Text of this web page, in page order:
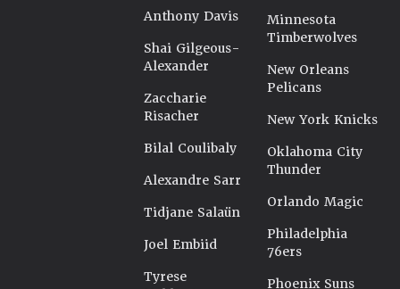
Anthony Davis
Shai Gilgeous-
Alexander
Zaccharie
Risacher
Bilal Coulibaly
Alexandre Sarr
Tidjane Salaün
Joel Embiid
Tyrese
Minnesota
Timberwolves
New Orleans
Pelicans
New York Knicks
Oklahoma City
Thunder
Orlando Magic
Philadelphia
76ers
Phoenix Suns